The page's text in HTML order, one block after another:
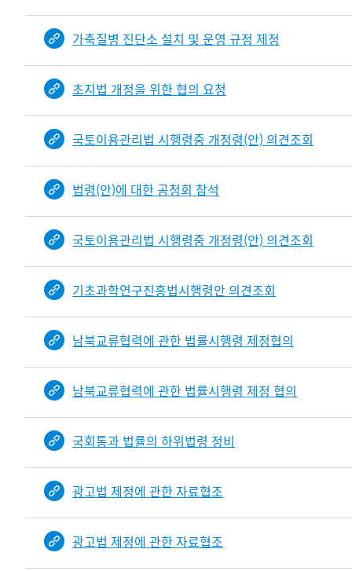
제목을
보여주는
표입니다.
bindDetail
부분공개도이제보임
가축질병 진단소 설치 및 운영 규정 제정
초지법 개정을 위한 협의 요청
국토이용관리법 시행령중 개정령(안) 의견조회
법령(안)에 대한 공청회 참석
국토이용관리법 시행령중 개정령(안) 의견조회
기초과학연구진흥법시행령안 의견조회
남북교류협력에 관한 법률시행령 제정협의
남북교류협력에 관한 법률시행령 제정 협의
국회통과 법률의 하위법령 정비
광고법 제정에 관한 자료협조
광고법 제정에 관한 자료협조